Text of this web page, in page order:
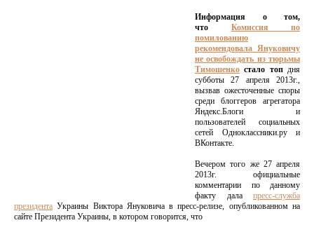
Информация о том,
что Комиссия по
помилованию
рекомендовала Януковичу
не освобождать из тюрьмы
Тимошенко стало топдня
субботы 27 апреля 2013г.,
вызвав ожесточенные споры
среди блоггеров агрегатора
Яндекс.Блоги и
пользователей социальных
сетей Одноклассники.ру и
ВКонтакте.
Вечером того же 27 апреля
2013г. официальные
комментарии по данному
факту дала пресс-служба
президента Украины Виктора Януковича в пресс-релизе, опубликованном на
сайте Президента Украины, в котором говорится, что